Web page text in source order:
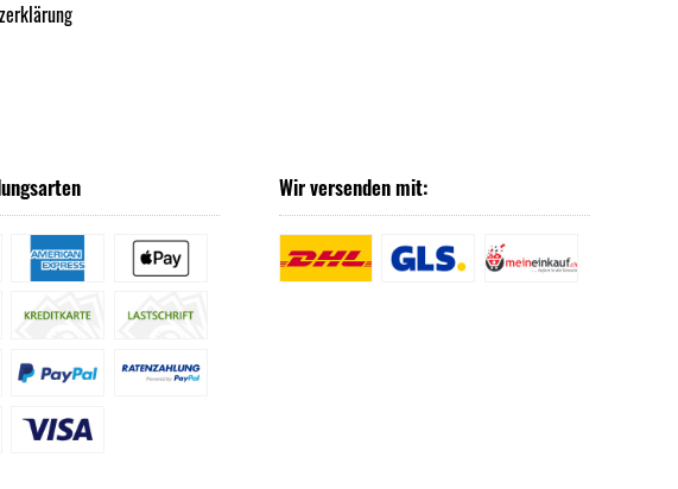
Wir versenden mit: